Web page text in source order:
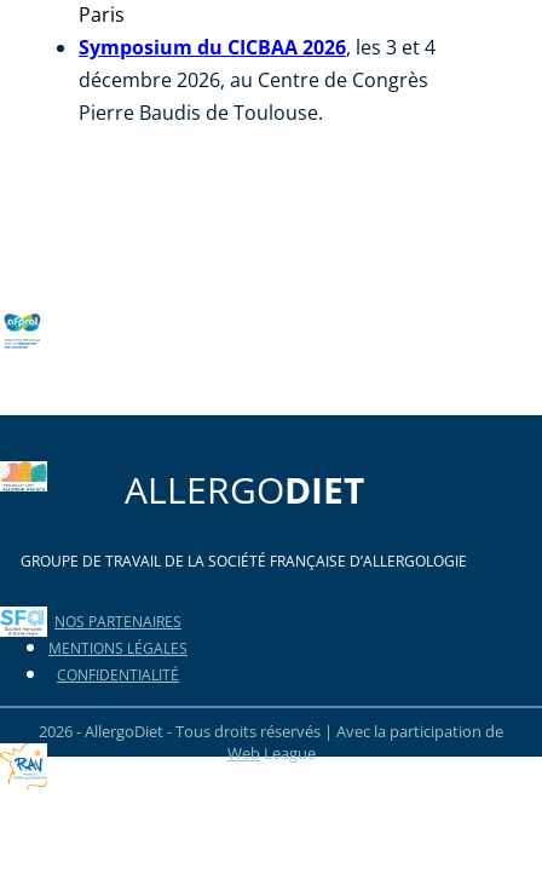
Paris
Symposium du CICBAA 2026, les 3 et 4
décembre 2026, au Centre de Congrès
Pierre Baudis de Toulouse.
ALLERGODIET
GROUPE DE TRAVAIL DE LA SOCIÉTÉ FRANÇAISE D’ALLERGOLOGIE
NOS PARTENAIRES
MENTIONS LÉGALES
CONFIDENTIALITÉ
2026 - AllergoDiet - Tous droits réservés | Avec la participation de
WebLeague